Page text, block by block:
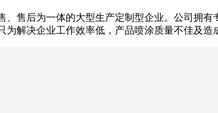
、售后为一体的大型生产定制型企业。公司拥
解决企业工作效率低，产品喷涂质量不佳及造